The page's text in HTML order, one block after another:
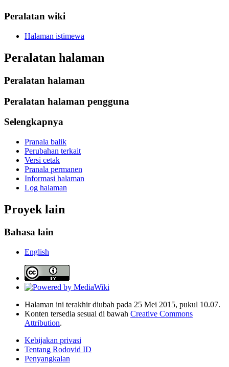
Peralatan wiki
Halaman istimewa
Peralatan halaman
Peralatan halaman
Peralatan halaman pengguna
Selengkapnya
Pranala balik
Perubahan terkait
Versi cetak
Pranala permanen
Informasi halaman
Log halaman
Proyek lain
Bahasa lain
English
Halaman ini terakhir diubah pada 25 Mei 2015, pukul 10.07.
Konten tersedia sesuai di bawah Creative Commons
Attribution.
Kebijakan privasi
Tentang Rodovid ID
Penyangkalan